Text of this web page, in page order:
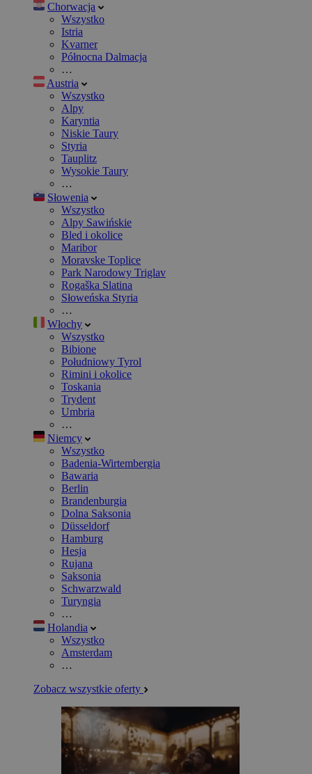
Chorwacja
Wszystko
Istria
Kvarner
Północna Dalmacja
…
Austria
Wszystko
Alpy
Karyntia
Niskie Taury
Styria
Tauplitz
Wysokie Taury
…
Słowenia
Wszystko
Alpy Sawińskie
Bled i okolice
Maribor
Moravske Toplice
Park Narodowy Triglav
Rogaška Slatina
Słoweńska Styria
…
Włochy
Wszystko
Bibione
Południowy Tyrol
Rimini i okolice
Toskania
Trydent
Umbria
…
Niemcy
Wszystko
Badenia-Wirtembergia
Bawaria
Berlin
Brandenburgia
Dolna Saksonia
Düsseldorf
Hamburg
Hesja
Rujana
Saksonia
Schwarzwald
Turyngia
…
Holandia
Wszystko
Amsterdam
…
Zobacz wszystkie oferty